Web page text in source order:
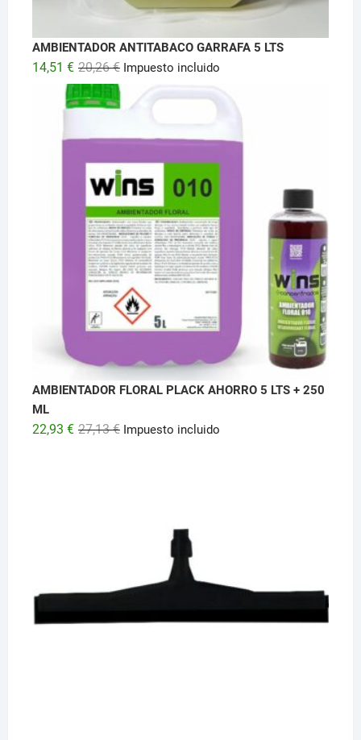
AMBIENTADOR ANTITABACO GARRAFA 5 LTS
20,26€ El
original
20,26 €.
14,51 €
El
actual
14,51 €.
Impuesto incluido
AMBIENTADOR FLORAL PLACK AHORRO 5 LTS + 250
ML
27,13€ El
22,93 €
El
Impuesto incluido